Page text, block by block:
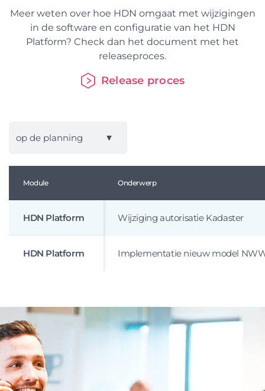
Meer weten over hoe HDN omgaat met wijzigingen
in de software en configuratie van het HDN
Platform? Check dan het document met het
releaseproces.
Release proces
op de planning
Module Onderwerp
HDN Platform Wijziging autorisatie Kadaster
HDN Platform Implementatie nieuw model